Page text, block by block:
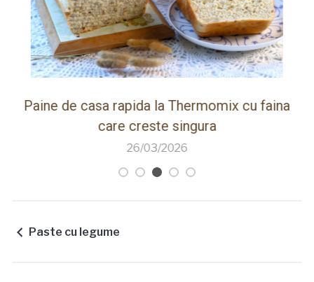
Paine de casa rapida la Thermomix cu faina
care creste singura
26/03/2026
Paste cu legume